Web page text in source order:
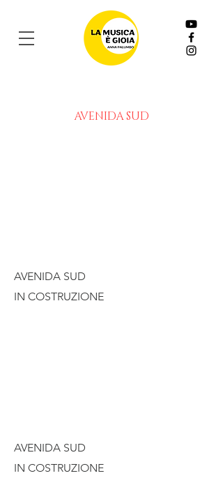
AVENIDA SUD
AVENIDA SUD
IN COSTRUZIONE
AVENIDA SUD
IN COSTRUZIONE